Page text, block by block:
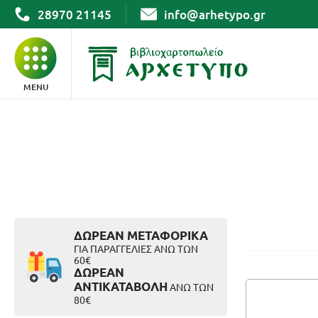
ΣΧΟΛΙΚΑ
ΑΡΧΕΙΟΘΕΤΗΣΗ
28970 21145 info@arhetypo.gr
MENU
ΔΩΡΕΑΝ ΜΕΤΑΦΟΡΙΚΑ
ΓΙΑ ΠΑΡΑΓΓΕΛΙΕΣ ΑΝΩ ΤΩΝ
60€
ΔΩΡΕΑΝ
ΑΝΤΙΚΑΤΑΒΟΛΗΑΝΩ ΤΩΝ
80€